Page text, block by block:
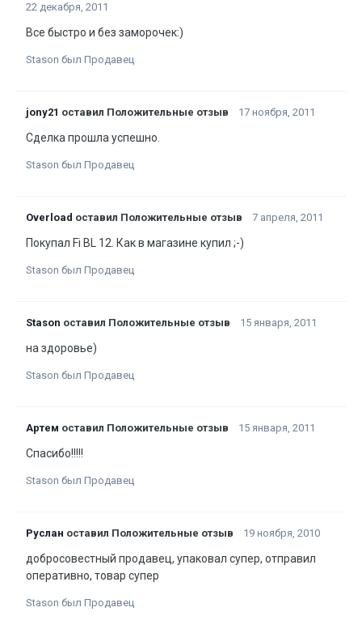
22 декабря, 2011
Все быстро и без заморочек:)
Stason был Продавец
jony21 оставил Положительные отзыв 17 ноября, 2011
Сделка прошла успешно.
Stason был Продавец
Overload оставил Положительные отзыв 7 апреля, 2011
Покупал Fi BL 12. Как в магазине купил ;-)
Stason был Продавец
Stason оставил Положительные отзыв 15 января, 2011
на здоровье)
Stason был Продавец
Артем оставил Положительные отзыв 15 января, 2011
Спасибо!!!!!
Stason был Продавец
Руслан оставил Положительные отзыв 19 ноября, 2010
добросовестный продавец, упаковал супер, отправил
оперативно, товар супер
Stason был Продавец